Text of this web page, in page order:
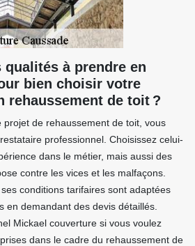
à prendre en
bien choisir votre
rehaussement de toit ?
projet de rehaussement de toit, vous
professionnel. Choisissez celui-
dans le métier, mais aussi des
contre les vices et les malfaçons.
conditions tarifaires sont adaptées
en demandant des devis détaillés.
Mickael couverture si vous voulez
dans le cadre du rehaussement de